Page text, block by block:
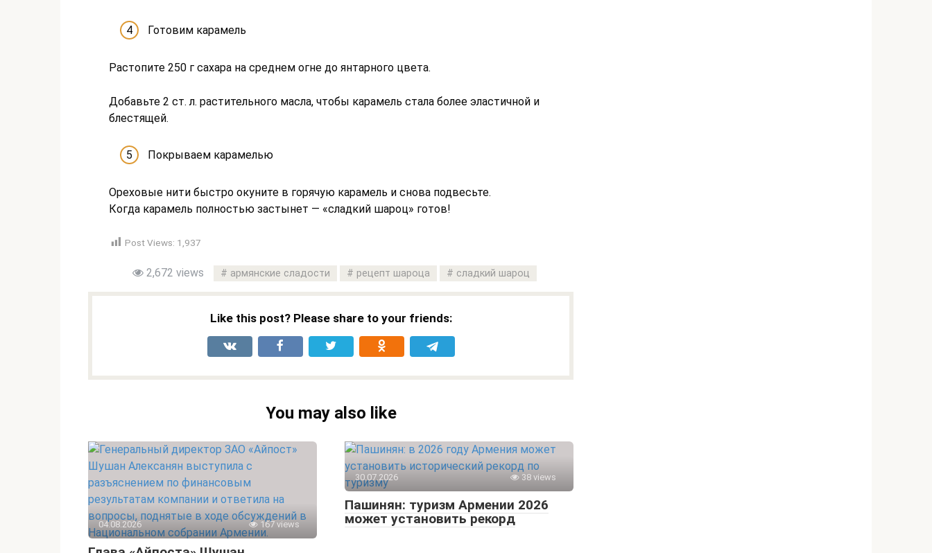
Готовим карамель
Растопите 250 г сахара на среднем огне до янтарного цвета.
Добавьте 2 ст. л. растительного масла, чтобы карамель стала более эластичной и
блестящей.
Покрываем карамелью
Ореховые нити быстро окуните в горячую карамель и снова подвесьте.
Когда карамель полностью застынет — «сладкий шароц» готов!
Post Views: 1,937
2,672 views армянские сладости рецепт шароца сладкий шароц
Like this post? Please share to your friends:
You may also like
04.08.2026 167 views
30.07.2026 38 views
Пашинян: туризм Армении 2026
может установить рекорд